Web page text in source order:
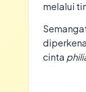
melalui
cinta